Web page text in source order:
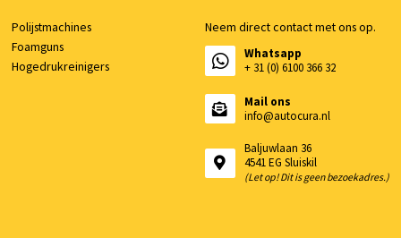
Polijstmachines
Foamguns
Hogedrukreinigers
Neem direct contact met ons op.
Whatsapp
+ 31 (0) 6100 366 32
Mail ons
info@autocura.nl
Baljuwlaan 36
4541 EG Sluiskil
(Let op! Dit is geen bezoekadres.)